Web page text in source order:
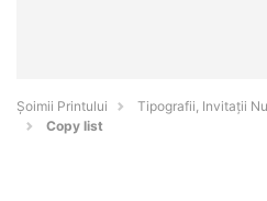
Şoimii Printului
Tipografii, Invitații
Copy list